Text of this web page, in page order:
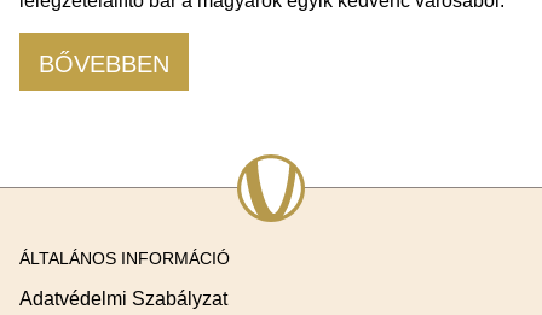
BŐVEBBEN
ÁLTALÁNOS INFORMÁCIÓ
Adatvédelmi Szabályzat